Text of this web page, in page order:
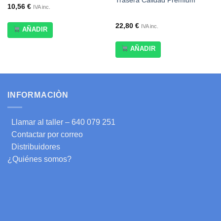
10,56 € IVA inc.
AÑADIR 22,80 € IVA inc.
AÑADIR
INFORMACIÒN
Llamar al taller – 640 079 251
Contactar por correo
Distribuidores
¿Quiénes somos?